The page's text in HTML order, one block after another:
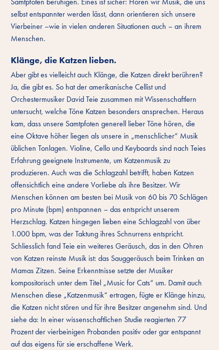
selbst entspannter werden lässt, dann orientieren sich unsere
Vierbeiner –wie in vielen anderen Situationen auch – an ihrem
Menschen.
Klänge, die Katzen lieben.
Aber gibt es vielleicht auch Klänge, die Katzen direkt berühren?
Ja, die gibt es. So hat der amerikanische Cellist und
Orchestermusiker David Teie zusammen mit Wissenschaftlern
untersucht, welche Töne Katzen besonders ansprechen. Heraus
kam, dass unsere Samtpfoten generell lieber Töne hören, die
eine Oktave höher liegen als unsere in „menschlicher“ Musik
üblichen Tonlagen. Violine, Cello und Keyboards sind nach Teies
Erfahrung geeignete Instrumente, um Katzenmusik zu
produzieren. Auch was die Schlagzahl betrifft, haben Katzen
offensichtlich eine andere Vorliebe als ihre Besitzer. Wir
Menschen können am besten bei Musik von 60 bis 70 Schlägen
pro Minute (bpm) entspannen – das entspricht unserem
Herzschlag. Katzen hingegen lieben eine Schlagzahl von über
1.000 bpm, was der Taktung ihres Schnurrens entspricht.
Schliesslich fand Teie ein weiteres Geräusch, das in den Ohren
von Katzen reinste Musik ist: das Sauggeräusch beim Trinken an
Mamas Zitzen. Seine Erkenntnisse setzte der Musiker
kompositorisch unter dem Titel „Music for Cats“ um. Damit auch
Menschen diese „Katzenmusik“ ertragen, fügte er Klänge hinzu,
die Katzen nicht stören und für ihre Besitzer angenehm sind. Und
siehe da: In einer wissenschaftlichen Studie reagierten 77
Prozent der vierbeinigen Probanden positiv oder gar entspannt
auf das eigens für sie erschaffene Werk.